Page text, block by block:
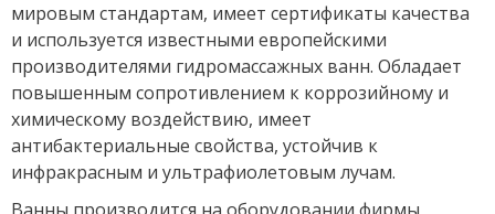
мировым стандартам, имеет сертификаты качества
и используется известными европейскими
производителями гидромассажных ванн. Обладает
повышенным сопротивлением к коррозийному и
химическому воздействию, имеет
антибактериальные свойства, устойчив к
инфракрасным и ультрафиолетовым лучам.